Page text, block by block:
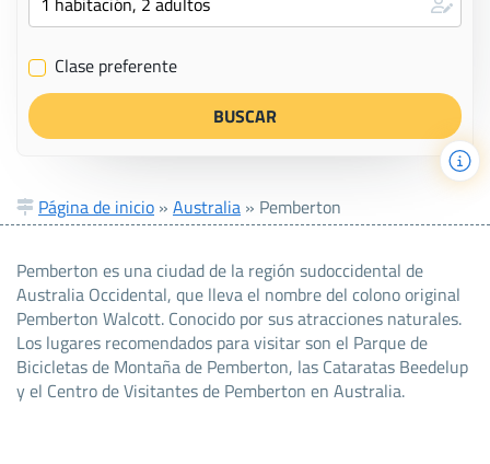
✔ Clase preferente
Página de inicio » Australia » Pemberton
Pemberton es una ciudad de la región sudoccidental de
Australia Occidental, que lleva el nombre del colono original
Pemberton Walcott. Conocido por sus atracciones naturales.
Los lugares recomendados para visitar son el Parque de
Bicicletas de Montaña de Pemberton, las Cataratas Beedelup
y el Centro de Visitantes de Pemberton en Australia.